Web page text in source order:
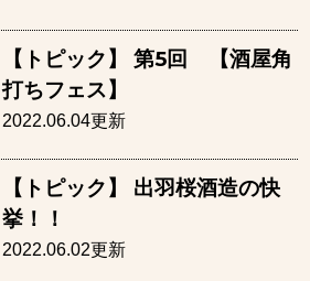
【トピック】 第5回 【酒屋角
打ちフェス】
2022.06.04更新
【トピック】 出羽桜酒造の快
挙！！
2022.06.02更新